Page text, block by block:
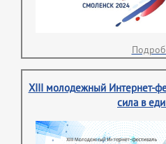
XIII молодежный Интернет-
сила в